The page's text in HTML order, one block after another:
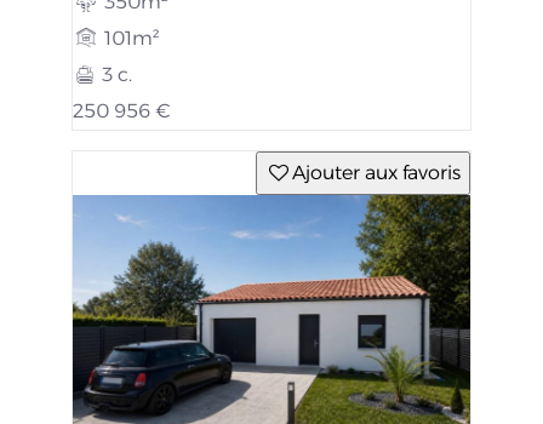
101m²
3 c.
250 956 €
Ajouter aux favoris